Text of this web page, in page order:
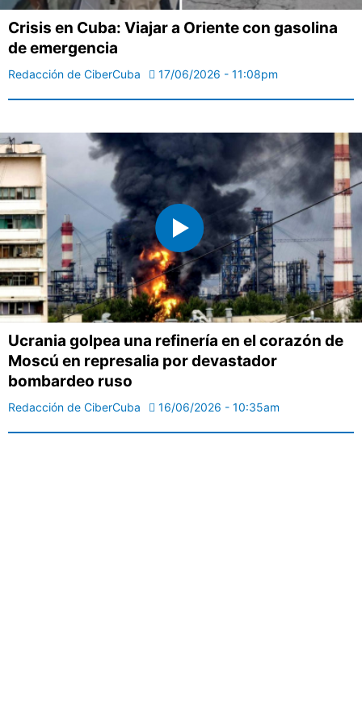
Crisis en Cuba: Viajar a Oriente con gasolina
de emergencia
Redacción de CiberCuba 17/06/2026 - 11:08pm
Ucrania golpea una refinería en el corazón de
Moscú en represalia por devastador
bombardeo ruso
Redacción de CiberCuba 16/06/2026 - 10:35am